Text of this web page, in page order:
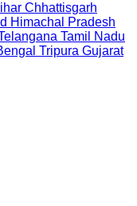
Chhattisgarh
Himachal Pradesh
Tamil Nadu
Tripura Gujarat